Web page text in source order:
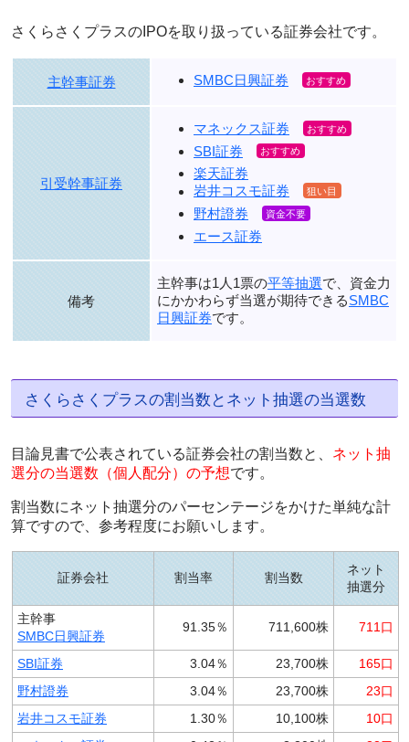
さくらさくプラスのIPOを取り扱っている証券会社です。
主幹事証券 SMBC日興証券
引受幹事証券
マネックス証券
SBI証券
楽天証券
岩井コスモ証券
野村證券
エース証券
備考
主幹事は1人1票の平等抽選で、資金力
にかかわらず当選が期待できるSMBC
日興証券です。
さくらさくプラスの割当数とネット抽選の当選数
目論見書で公表されている証券会社の割当数と、 ネット抽
選分の当選数（個人配分）の予想です。
割当数にネット抽選分のパーセンテージをかけた単純な計
算ですので、参考程度にお願いします。
証券会社 割当率 割当数
ネット
抽選分
主幹事
SMBC日興証券
91.35％ 711,600株 711口
SBI証券 3.04％ 23,700株
165口
野村證券
3.04％ 23,700株
23口
岩井コスモ証券
1.30％ 10,100株
10口